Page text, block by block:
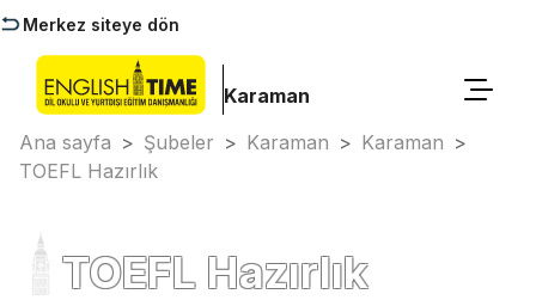
Merkez siteye dön
Karaman
Ana sayfa > Şubeler > Karaman > Karaman >
TOEFL Hazırlık
TOEFL Hazırlık